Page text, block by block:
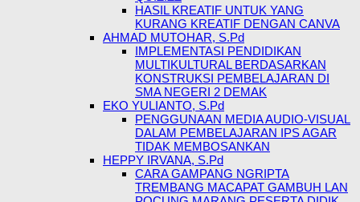
HASIL KREATIF UNTUK YANG
KURANG KREATIF DENGAN CANVA
AHMAD MUTOHAR, S.Pd
IMPLEMENTASI PENDIDIKAN
MULTIKULTURAL BERDASARKAN
KONSTRUKSI PEMBELAJARAN DI
SMA NEGERI 2 DEMAK
EKO YULIANTO, S.Pd
PENGGUNAAN MEDIA AUDIO-VISUAL
DALAM PEMBELAJARAN IPS AGAR
TIDAK MEMBOSANKAN
HEPPY IRVANA, S.Pd
CARA GAMPANG NGRIPTA
TREMBANG MACAPAT GAMBUH LAN